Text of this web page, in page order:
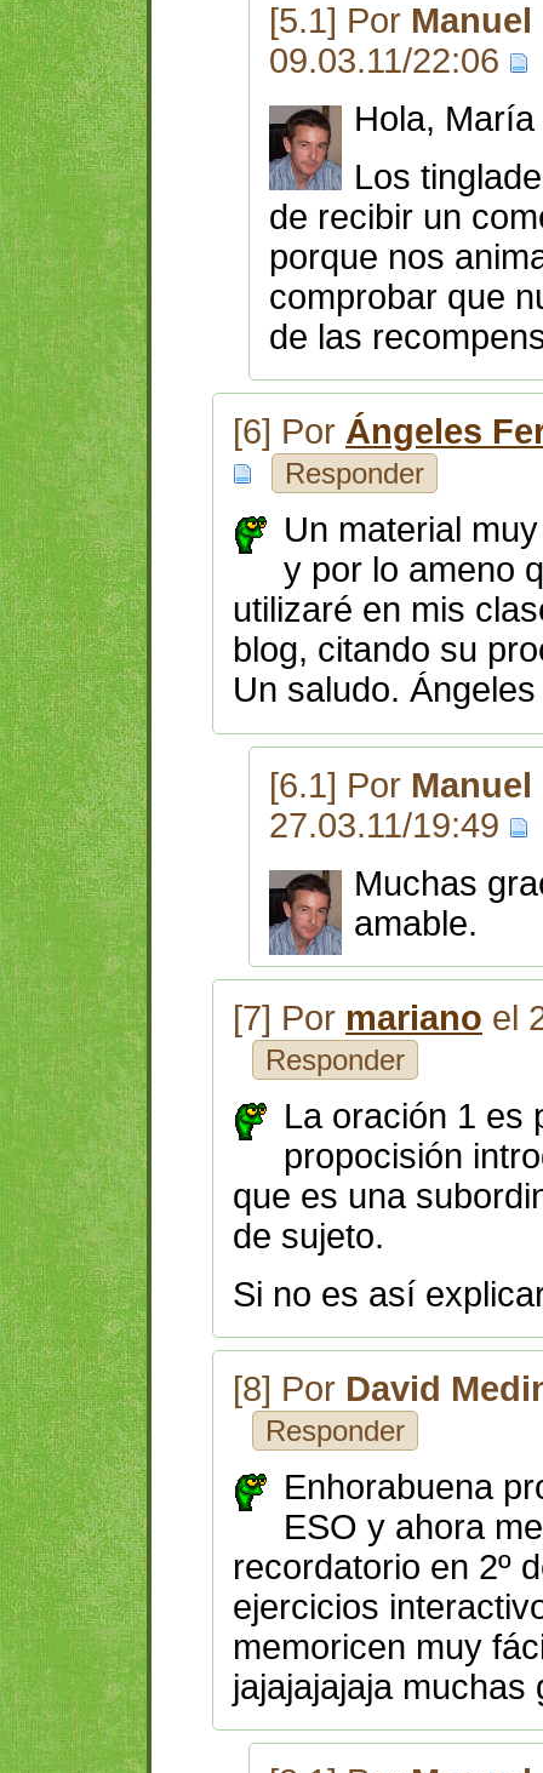
[5.1] Por
09.03.11/22:06
Hola,
Los
de recibir un
porque nos
comprobar que
de las
[6] Por Ángeles
Responder
Un material
y por lo ameno
utilizaré en mis
blog, citando su
Un saludo.
[6.1] Por
27.03.11/19:49
Muchas
amable.
[7] Por mariano el
Responder
La oración 1 es
propocisión
que es una
de sujeto.
Si no es así
[8] Por David
Responder
Enhorabuena
ESO y ahora
recordatorio en 2º
ejercicios
memoricen muy
jajajajajaja muchas